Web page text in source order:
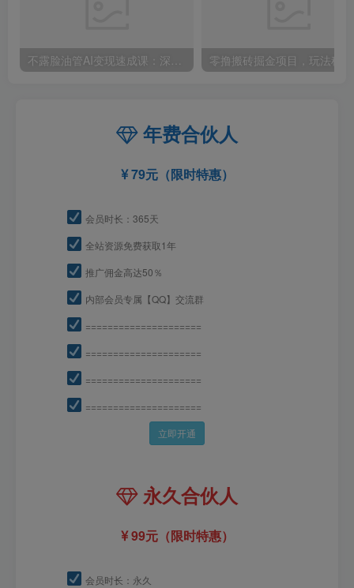
不露脸油管AI变现速成课：深挖高CPM盈利领域，零出镜打造YouTube稳定收益账号
年费合伙人
79元（限时特惠）
会员时长：365天
全站资源免费获取1年
推广佣金高达50％
内部会员专属【QQ】交流群
=====================
=====================
=====================
=====================
立即开通
永久合伙人
99元（限时特惠）
会员时长：永久